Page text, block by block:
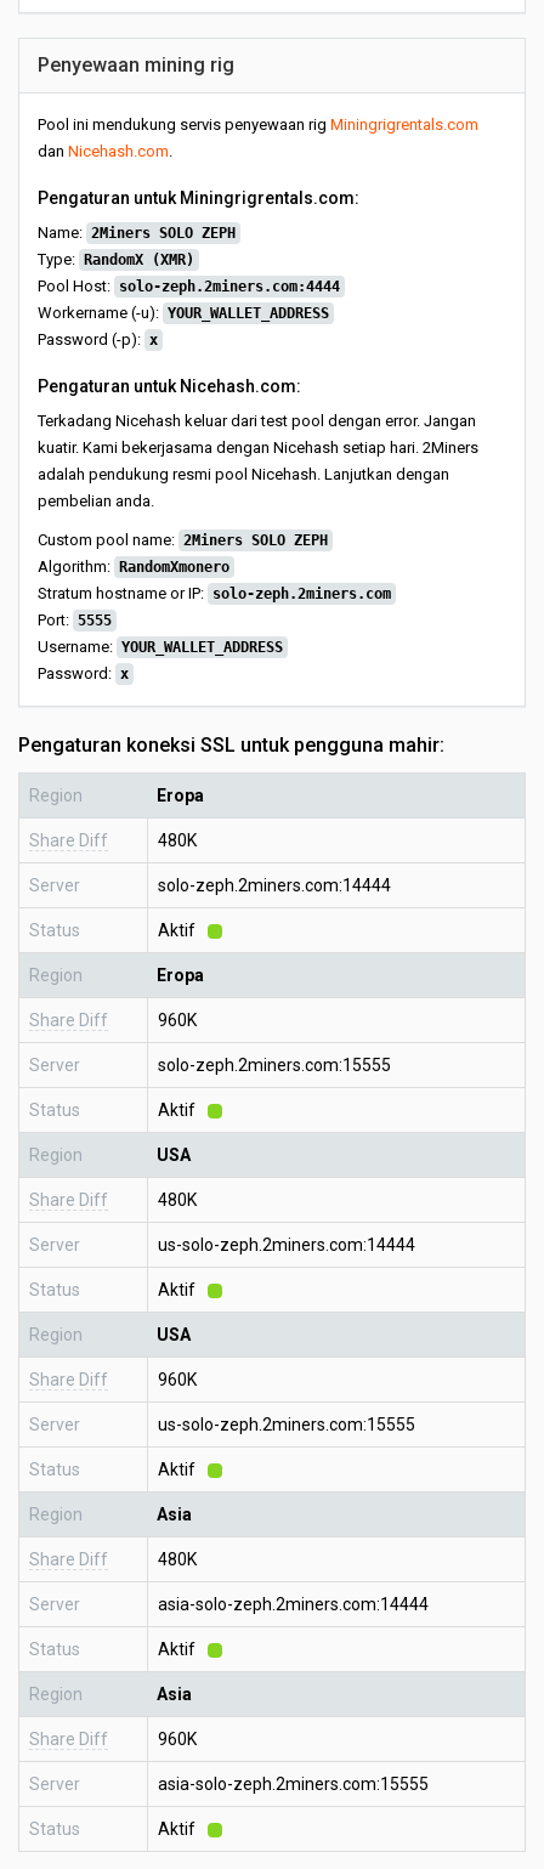
Penyewaan mining rig
Pool ini mendukung servis penyewaan rig Miningrigrentals.com
dan Nicehash.com.
Pengaturan untuk Miningrigrentals.com:
Name: 2Miners SOLO ZEPH
Type: RandomX (XMR)
Pool Host: solo-zeph.2miners.com:4444
Workername (-u): YOUR_WALLET_ADDRESS
Password (-p): x
Pengaturan untuk Nicehash.com:
Terkadang Nicehash keluar dari test pool dengan error. Jangan
kuatir. Kami bekerjasama dengan Nicehash setiap hari. 2Miners
adalah pendukung resmi pool Nicehash. Lanjutkan dengan
pembelian anda.
Custom pool name: 2Miners SOLO ZEPH
Algorithm: RandomXmonero
Stratum hostname or IP: solo-zeph.2miners.com
Port: 5555
Username: YOUR_WALLET_ADDRESS
Password: x
Pengaturan koneksi SSL untuk pengguna mahir:
Region Eropa
Share Diff 480K
Server solo-zeph.2miners.com:14444
Status Aktif
Region Eropa
Share Diff 960K
Server solo-zeph.2miners.com:15555
Status Aktif
Region USA
Share Diff 480K
Server us-solo-zeph.2miners.com:14444
Status Aktif
Region USA
Share Diff 960K
Server us-solo-zeph.2miners.com:15555
Status Aktif
Region Asia
Share Diff 480K
Server asia-solo-zeph.2miners.com:14444
Status Aktif
Region Asia
Share Diff 960K
Server asia-solo-zeph.2miners.com:15555
Status Aktif